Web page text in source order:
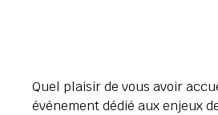
Quel plaisir de vous avoir
événement dédié aux enjeux